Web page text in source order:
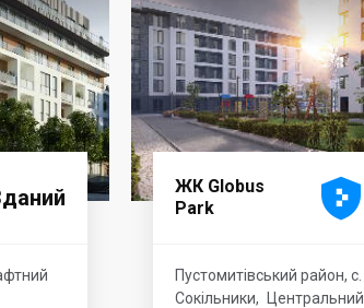
ЖК Globus
Park





Пустомитівський район, с.
Сокільники, Центральний